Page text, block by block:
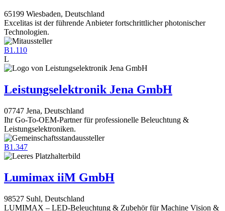
65199 Wiesbaden, Deutschland
Excelitas ist der führende Anbieter fortschrittlicher photonischer
Technologien.
B1.110
L
Leistungselektronik Jena GmbH
07747 Jena, Deutschland
Ihr Go-To-OEM-Partner für professionelle Beleuchtung &
Leistungselektroniken.
B1.347
Lumimax iiM GmbH
98527 Suhl, Deutschland
LUMIMAX – LED-Beleuchtung & Zubehör für Machine Vision &